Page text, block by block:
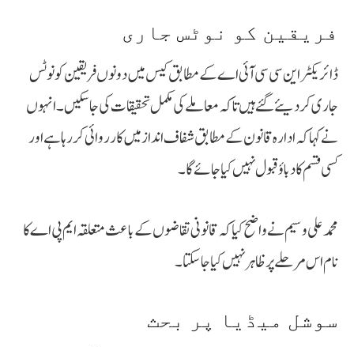
فریقین کو نوٹس جاری
ڈائریکٹر این سی سی آئی اے کے مطابق کیس میں دونوں فریقین کو نوٹس
جاری کر دیئے گئے ہیں تاکہ معاملے کی مکمل تحقیقات کی جا سکیں۔ انہوں
نے کہا کہ ادارہ قانون کے مطابق شفاف انداز میں کارروائی کر رہا ہے اور
کسی قسم کا دباؤ قبول نہیں کیا جائے گا۔
محمد علی وسیم نے واضح کیا کہ قانونی تقاضوں کے باعث متعلقہ ایم پی اے کا
نام اس مرحلے پر ظاہر نہیں کیا جا سکتا۔
سوشل میڈیا پر بحث